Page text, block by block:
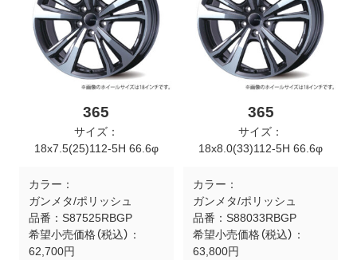
365
サイズ：
18x7.5(25)112-5H 66.6φ
カラー：
ガンメタ/ポリッシュ
品番： S87525RBGP
希望小売価格（税込）：
62,700円
365
サイズ：
18x8.0(33)112-5H 66.6φ
カラー：
ガンメタ/ポリッシュ
品番： S88033RBGP
希望小売価格（税込）：
63,800円